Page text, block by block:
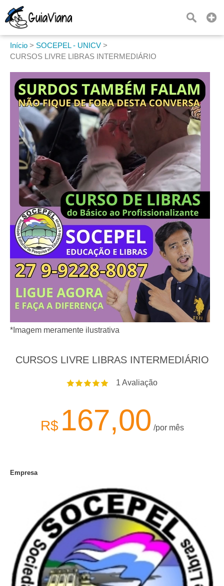
Início > SOCEPEL - UNICV >
CURSOS LIVRE LIBRAS INTERMEDIÁRIO
*Imagem meramente ilustrativa
CURSOS LIVRE LIBRAS INTERMEDIÁRIO
1 Avaliação
R$ 167,00 /por mês
Empresa